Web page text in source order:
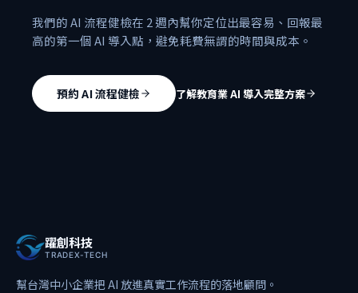
我們的 AI 流程健檢在 2 週內幫你定位出最容易、回報最
高的第一個 AI 導入點，避免耗費無謂的時間與成本。
預約 AI 流程健檢 了解教育業 AI 導入完整方案
躍創科技
TRADEX-TECH
幫台灣中小企業把 AI 放進真實工作流程的落地顧問。